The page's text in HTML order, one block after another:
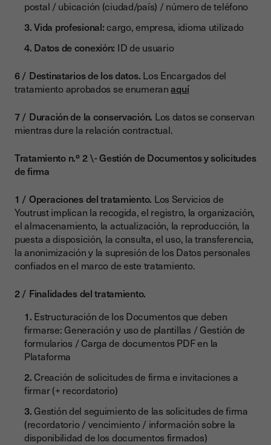
postal / ubicación (ciudad/país) / número de teléfono
Vida profesional:cargo, empresa, idioma utilizado
Datos de conexión: ID de usuario
Destinatarios de los datos. Los Encargados del
tratamiento aprobados se enumeranaquí
Duración de la conservación. Los datos se conservan
mientras dure la relación contractual.
Tratamiento n.º 2 \- Gestión de Documentos y solicitudes
de firma
Operaciones del tratamiento. Los Servicios de
Youtrust implican la recogida, el registro, la organización,
el almacenamiento, la actualización, la reproducción, la
puesta a disposición, la consulta, el uso, la transferencia,
la anonimización y la supresión de los Datos personales
confiados en el marco de este tratamiento.
Finalidades del tratamiento.
Estructuración de los Documentos que deben
firmarse: Generación y uso de plantillas / Gestión de
formularios / Carga de documentos PDF en la
Plataforma
Creación de solicitudes de firma e invitaciones a
firmar (+ recordatorio)
Gestión del seguimiento de las solicitudes de firma
(recordatorio / vencimiento / información sobre la
disponibilidad de los documentos firmados)